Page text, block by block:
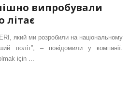
випробували
літає
який ми розробили на національному
політ”, – повідомили у компанії.
için ...